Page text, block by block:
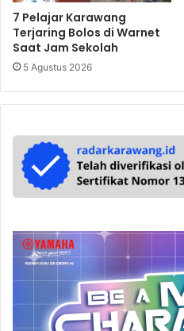
7 Pelajar Karawang
Terjaring Bolos di Warnet
Saat Jam Sekolah
5 Agustus 2026